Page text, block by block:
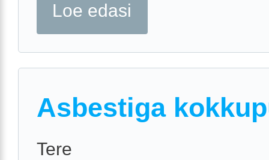
Loe edasi
Asbestiga
Tere